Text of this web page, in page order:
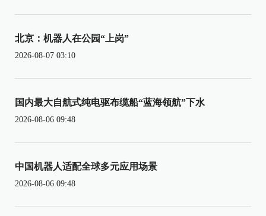
北京：机器人在公园“上岗”
2026-08-07 03:10
国内最大自航式纯电驱布缆船“蓝海领航”下水
2026-08-06 09:48
中国机器人适配全球多元应用场景
2026-08-06 09:48